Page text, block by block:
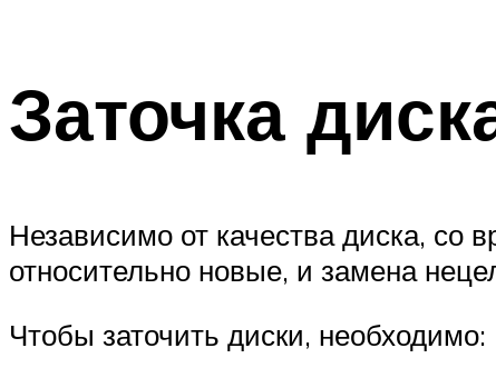
Заточка
Независимо от качества диска, со
относительно новые, и замена
Чтобы заточить диски, необходимо: